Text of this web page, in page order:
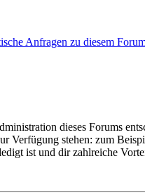
Anfragen zu diesem
dieses Forums
stehen: zum
ist und dir zahlreiche